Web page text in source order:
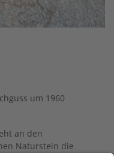
um 1960
an den
Naturstein die